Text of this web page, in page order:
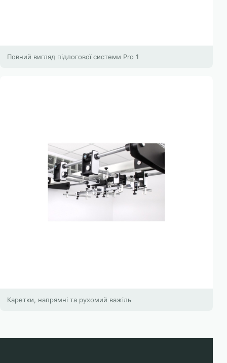
Повний вигляд підлогової системи Pro 1
Каретки, напрямні та рухомий важіль